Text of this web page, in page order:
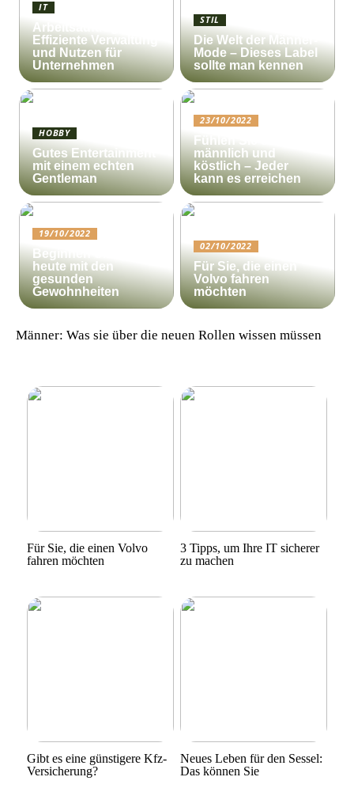
IT
Arbeitsauftrag:
Effiziente Verwaltung
und Nutzen für
Unternehmen
STIL
Die Welt der Männer-
Mode – Dieses Label
sollte man kennen
HOBBY
Gutes Entertainment
mit einem echten
Gentleman
23/10/2022
Fühlen Sie sich
männlich und
köstlich – Jeder
kann es erreichen
19/10/2022
Beginnen Sie noch
heute mit den
gesunden
Gewohnheiten
02/10/2022
Für Sie, die einen
Volvo fahren
möchten
Männer: Was sie über die neuen Rollen wissen müssen
Für Sie, die einen Volvo
fahren möchten
3 Tipps, um Ihre IT sicherer
zu machen
Gibt es eine günstigere Kfz-
Versicherung?
Neues Leben für den Sessel:
Das können Sie